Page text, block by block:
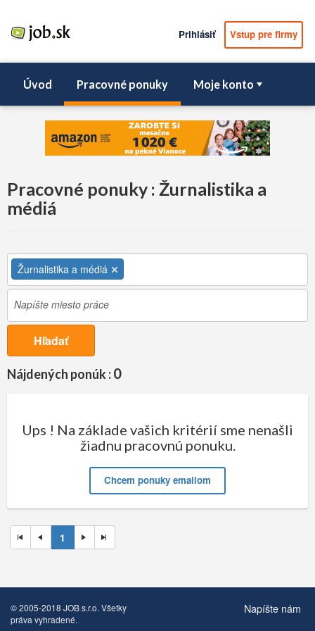
Prihlásiť Vstup pre firmy
Úvod Pracovné ponuky Moje konto
Pracovné ponuky : Žurnalistika a
médiá
Žurnalistika a médiá
Hľadať
Nájdených ponúk :0
Ups ! Na základe vašich kritérií sme nenašli
žiadnu pracovnú ponuku.
Chcem ponuky emailom
1
© 2005-2018 JOB s.r.o. Všetky
práva vyhradené.
Napíšte nám